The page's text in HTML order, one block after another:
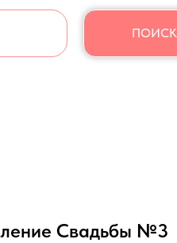
ПОИСК
Свадьбы №3